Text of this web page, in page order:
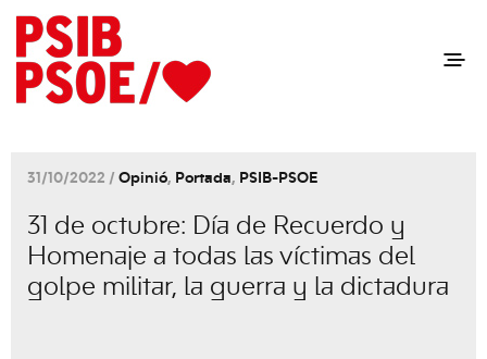
31/10/2022 / Opinió, Portada, PSIB-PSOE
31 de octubre: Día de Recuerdo y
Homenaje a todas las víctimas del
golpe militar, la guerra y la dictadura